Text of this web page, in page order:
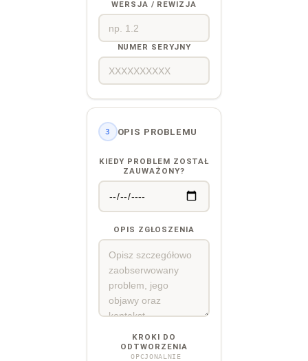
WERSJA / REWIZJA
NUMER SERYJNY
3 OPIS PROBLEMU
KIEDY PROBLEM ZOSTAŁ
ZAUWAŻONY?
OPIS ZGŁOSZENIA
KROKI DO
ODTWORZENIA
OPCJONALNIE